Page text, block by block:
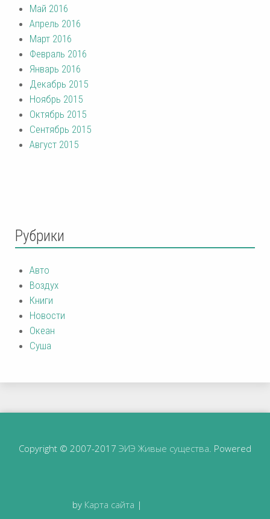
Май 2016
Апрель 2016
Март 2016
Февраль 2016
Январь 2016
Декабрь 2015
Ноябрь 2015
Октябрь 2015
Сентябрь 2015
Август 2015
Рубрики
Авто
Воздух
Книги
Новости
Океан
Суша
Copyright © 2007-2017 ЭИЭ Живые существа . Powered
by Карта сайта |